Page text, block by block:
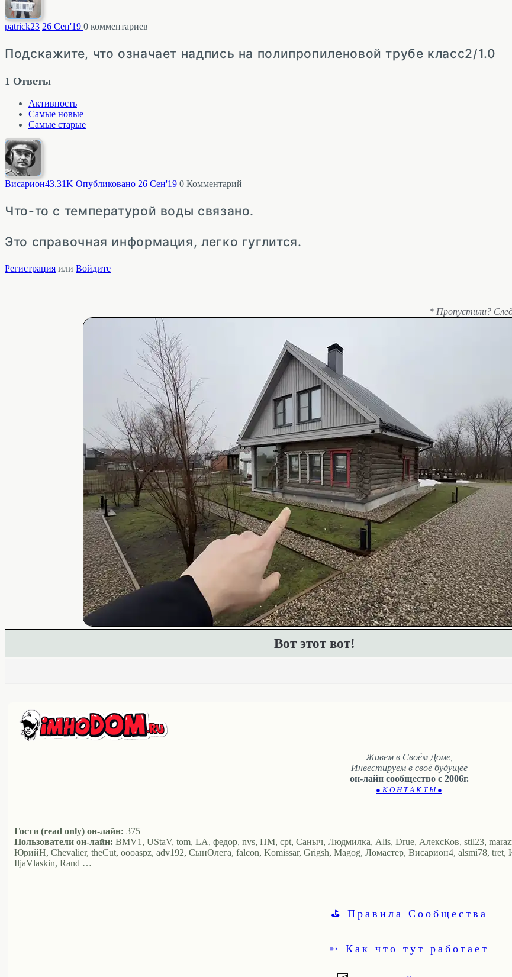
patrick23 26 Сен'19 0 комментариев
Подскажите, что означает надпись на полипропиленовой трубе класс2/1.0
1 Ответы
Активность
Самые новые
Самые старые
Висариoн43.31K Опубликовано 26 Сен'19 0 Комментарий
Что-то с температурой воды связано.
Это справочная информация, легко гуглится.
Регистрация или Войдите
* Пропустили?
Вот этот вот!
Живем в Своём Доме,
Инвестируем в своё будущее
он-лайн сообщество с 2006г.
● К О Н Т А К Т Ы ●
Гости (read only) он-лайн: 375
Пользователи он-лайн: BMV1, UStaV, tom, LA, федор, nvs, ПМ, cpt, Саныч, Людмилка, Alis, Drue, АлексКов, stil23,
ЮрийН, Chevalier, theCut, oooaspz, adv192, СынОлега, falcon, Komissar, Grigsh, Magog, Ломастер, Висариoн4, alsmi78, tret,
IljaVlaskin, Rand …
⛳ Правила Сообщества
➳ Как что тут работает